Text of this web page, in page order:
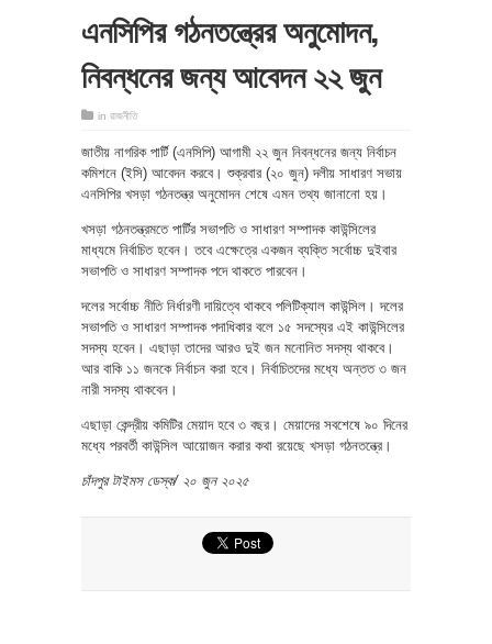
এনসিপির গঠনতন্ত্রের অনুমোদন,
নিবন্ধনের জন্য আবেদন ২২ জুন
in রাজনীতি
জাতীয় নাগরিক পার্টি (এনসিপি) আগামী ২২ জুন নিবন্ধনের জন্য নির্বাচন
কমিশনে (ইসি) আবেদন করবে। শুক্রবার (২০ জুন) দলীয় সাধারণ সভায়
এনসিপির খসড়া গঠনতন্ত্র অনুমোদন শেষে এমন তথ্য জানানো হয়।
খসড়া গঠনতন্ত্রমতে পার্টির সভাপতি ও সাধারণ সম্পাদক কাউন্সিলের
মাধ্যমে নির্বাচিত হবেন। তবে এক্ষেত্রে একজন ব্যক্তি সর্বোচ্চ দুইবার
সভাপতি ও সাধারণ সম্পাদক পদে থাকতে পারবেন।
দলের সর্বোচ্চ নীতি নির্ধারণী দায়িত্বে থাকবে পলিটিক্যাল কাউন্সিল। দলের
সভাপতি ও সাধারণ সম্পাদক পদাধিকার বলে ১৫ সদস্যের এই কাউন্সিলের
সদস্য হবেন। এছাড়া তাদের আরও দুই জন মনোনিত সদস্য থাকবে।
আর বাকি ১১ জনকে নির্বাচন করা হবে। নির্বাচিতদের মধ্যে অন্তত ৩ জন
নারী সদস্য থাকবেন।
এছাড়া কেন্দ্রীয় কমিটির মেয়াদ হবে ৩ বছর। মেয়াদের সবশেষে ৯০ দিনের
মধ্যে পরবর্তী কাউন্সিল আয়োজন করার কথা রয়েছে খসড়া গঠনতন্ত্রে।
চাঁদপুর টাইমস ডেস্ক/ ২০ জুন ২০২৫